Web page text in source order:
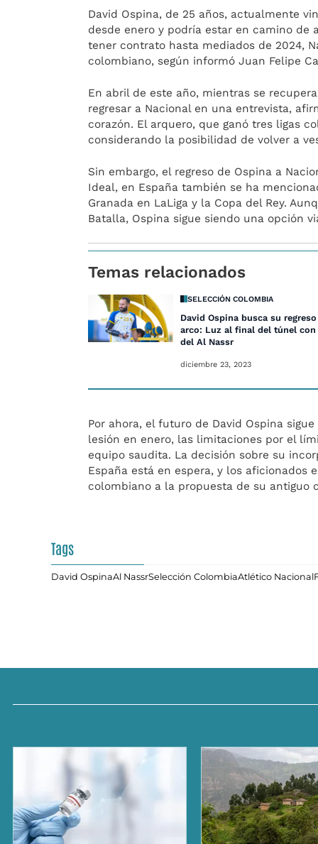
David Ospina, de 25 años, actualmente
desde enero y podría estar en camino de
tener contrato hasta mediados de 2024,
colombiano, según informó Juan Felipe
En abril de este año, mientras se
regresar a Nacional en una entrevista,
corazón. El arquero, que ganó tres ligas
considerando la posibilidad de volver a
Sin embargo, el regreso de Ospina a
Ideal, en España también se ha
Granada en LaLiga y la Copa del Rey.
Batalla, Ospina sigue siendo una opción
Temas relacionados
SELECCIÓN COLOMBIA
David Ospina busca su
arco: Luz al final del túnel
del Al Nassr
diciembre 23, 2023
Por ahora, el futuro de David Ospina
lesión en enero, las limitaciones por el
equipo saudita. La decisión sobre su
España está en espera, y los aficionados
colombiano a la propuesta de su antiguo
Tags
David OspinaAl NassrSelección ColombiaAtlético Nacional